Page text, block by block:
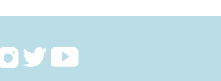
RejoignezRejoignezRejoignez